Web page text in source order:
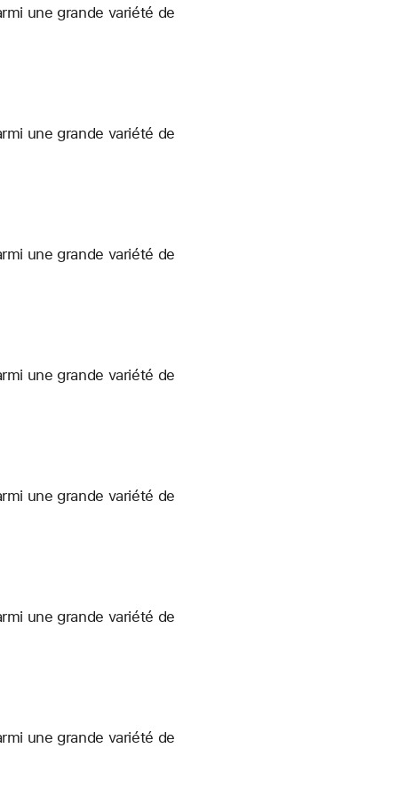
une grande variété de
une grande variété de
une grande variété de
une grande variété de
une grande variété de
une grande variété de
une grande variété de